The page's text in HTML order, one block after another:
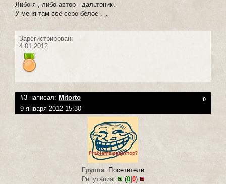
Либо я , либо автор - дальтоник.
У меня там всё серо-белое ._.
Зарегистрирован:
4.01.2012
#3 написал: Mitorto 0
9 января 2012 15:30
Группа: Посетители
Репутация:
(0| 0)